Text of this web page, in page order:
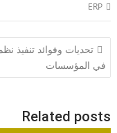
ERP
تصفّح
المقالات
في المؤسسات
Related posts